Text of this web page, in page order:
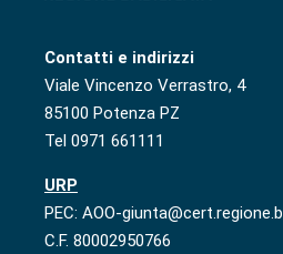
Contatti e indirizzi
Viale Vincenzo Verrastro, 4
85100 Potenza PZ
Tel 0971 661111
URP
PEC: AOO-
C.F. 80002950766